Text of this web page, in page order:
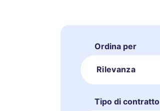
Ordina per
Rilevanza
Tipo di contratto